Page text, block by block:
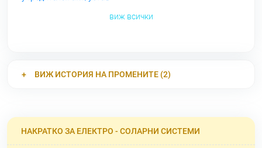
виж всички
ВИЖ ИСТОРИЯ НА ПРОМЕНИТЕ (2)
НАКРАТКО ЗА ЕЛЕКТРО - СОЛАРНИ СИСТЕМИ